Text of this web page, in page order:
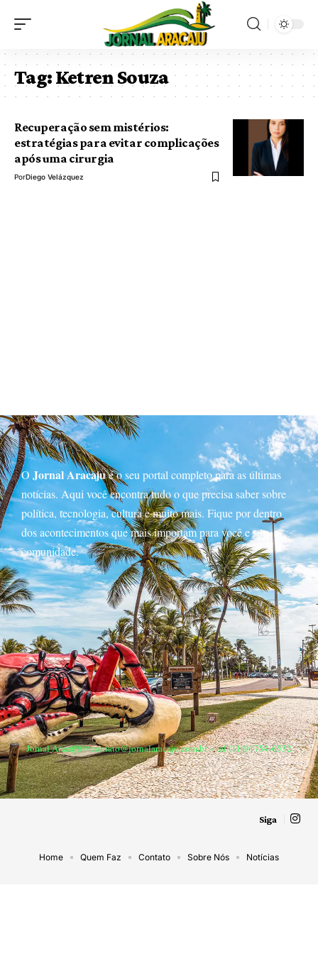
Tag:Ketren Souza
Recuperação sem mistérios:
estratégias para evitar complicações
após uma cirurgia
PorDiego Velázquez
O Jornal Aracajué o seu portal completo para as últimas
notícias. Aqui você encontra tudo o que precisa saber sobre
política, tecnologia, cultura e muito mais. Fique por dentro
dos acontecimentos que mais importam para você e sua
comunidade.
Jornal Aracaju –contato@jornalaracaju.com.br– tel.(11)91754-6532
Siga
Home Quem Faz Contato Sobre Nós Notícias